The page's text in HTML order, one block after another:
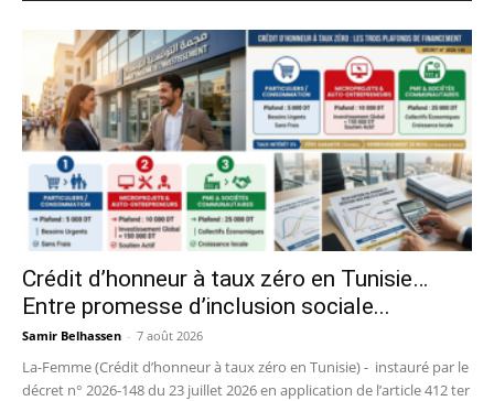
Crédit d’honneur à taux zéro en Tunisie…
Entre promesse d’inclusion sociale...
Samir Belhassen - 7 août 2026
La-Femme (Crédit d’honneur à taux zéro en Tunisie) - instauré par le
décret n° 2026-148 du 23 juillet 2026 en application de l’article 412 ter